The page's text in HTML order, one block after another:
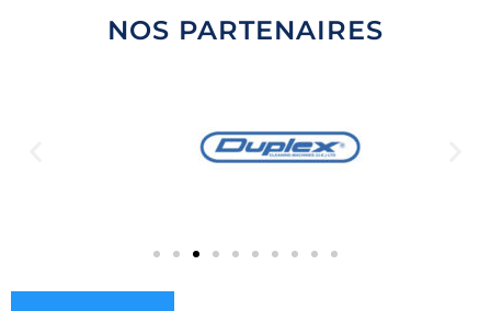
NOS PARTENAIRES